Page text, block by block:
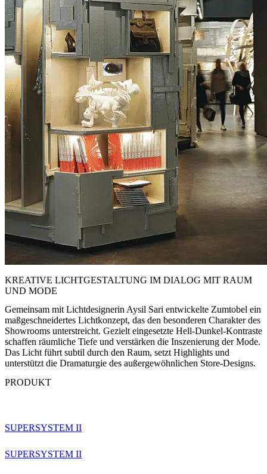
KREATIVE LICHTGESTALTUNG IM DIALOG MIT RAUM
UND MODE
Gemeinsam mit Lichtdesignerin Aysil Sari entwickelte Zumtobel ein
maßgeschneidertes Lichtkonzept, das den besonderen Charakter des
Showrooms unterstreicht. Gezielt eingesetzte Hell-Dunkel-Kontraste
schaffen räumliche Tiefe und verstärken die Inszenierung der Mode.
Das Licht führt subtil durch den Raum, setzt Highlights und
unterstützt die Dramaturgie des außergewöhnlichen Store-Designs.
PRODUKT
SUPERSYSTEM II
SUPERSYSTEM II